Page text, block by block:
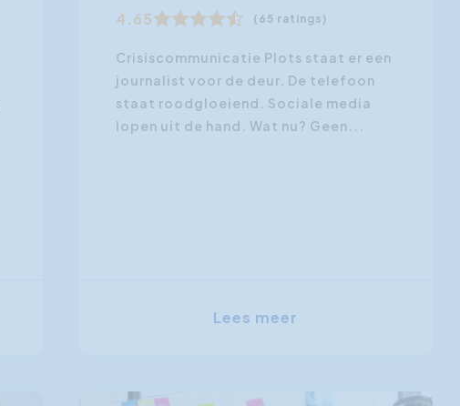
4.65 (65 ratings)
Crisiscommunicatie Plots staat er een
journalist voor de deur. De telefoon
staat roodgloeiend. Sociale media
lopen uit de hand. Wat nu? Geen...
Lees meer